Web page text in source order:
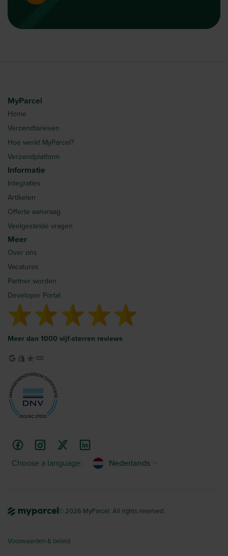
MyParcel
Home
Verzendtarieven
Hoe werkt MyParcel?
Verzendplatform
Informatie
Integraties
Artikelen
Offerte aanvraag
Veelgestelde vragen
Meer
Over ons
Vacatures
Partner worden
Developer Portal
Meer dan 1000 vijf-sterren reviews
Choose a language: Nederlands
© 2026 MyParcel. All rights reserved.
Voorwaarden & beleid